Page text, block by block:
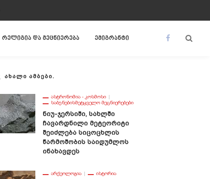
რელიგია და მეცნიერება ემიგრანტი
ᲐᲮᲐᲚᲘ ᲐᲛᲑᲔᲑᲘ.
ᲐᲡᲢᲠᲝᲜᲝᲛᲘᲐ - ᲙᲝᲡᲛᲝᲡᲘ
ᲡᲐᲑᲣᲜᲔᲑᲘᲡᲛᲔᲢᲧᲕᲔᲚᲝ ᲛᲔᲪᲜᲘᲔᲠᲔᲑᲔᲑᲘ
Ნიუ-Ჯერსიში, Სახლში
Ჩავარდნილი Მეტეორიტი
Შეიძლება Სიცოცხლის
Წარმოშობის Საიდუმლოს
Ინახავდეს
ᲐᲠᲥᲔᲝᲚᲝᲒᲘᲐ ᲘᲡᲢᲝᲠᲘᲐ